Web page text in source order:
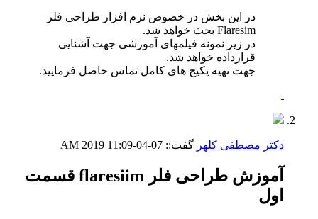
در این بخش در خصوص نرم افزار طراحی فلر
Flaresim بحث خواهد شد.
در زیر نمونه فیلمهای آموزشی جهت آشنایی
قرارداده خواهد شد.
جهت تهیه پکیج های کامل تماس حاصل فرمایید.
دکتر مصطفی کلهر گفت:: 07-04-2019
11:09 AM
آموزش طراحی فلر flaresiim قسمت
اول